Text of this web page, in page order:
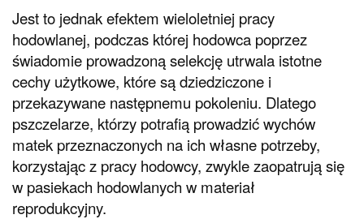
Jest to jednak efektem wieloletniej pracy
hodowlanej, podczas której hodowca poprzez
świadomie prowadzoną selekcję utrwala istotne
cechy użytkowe, które są dziedziczone i
przekazywane następnemu pokoleniu. Dlatego
pszczelarze, którzy potrafią prowadzić wychów
matek przeznaczonych na ich własne potrzeby,
korzystając z pracy hodowcy, zwykle zaopatrują się
w pasiekach hodowlanych w materiał
reprodukcyjny.